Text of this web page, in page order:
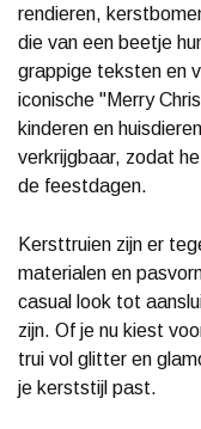
rendieren,
die van een beetje
grappige teksten en
iconische "Merry
kinderen en
verkrijgbaar, zodat
de feestdagen.
Kersttruien zijn er
materialen en
casual look tot
zijn. Of je nu kiest
trui vol glitter en
je kerststijl past.